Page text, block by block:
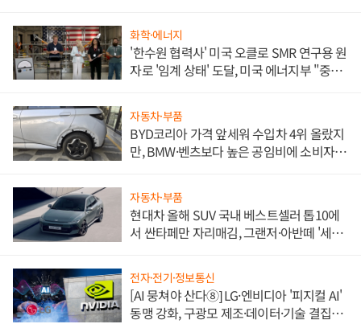
화학·에너지
'한수원 협력사' 미국 오클로 SMR 연구용 원
자로 '임계 상태' 도달, 미국 에너지부 "중요
자동차·부품
BYD코리아 가격 앞세워 수입차 4위 올랐지
만, BMW·벤츠보다 높은 공임비에 소비자
자동차·부품
현대차 올해 SUV 국내 베스트셀러 톱10에
서 싼타페만 자리매김, 그랜저·아반떼 '세단
전자·전기·정보통신
[AI 뭉쳐야 산다⑧] LG·엔비디아 '피지컬 AI'
동맹 강화, 구광모 제조·데이터·기술 결집